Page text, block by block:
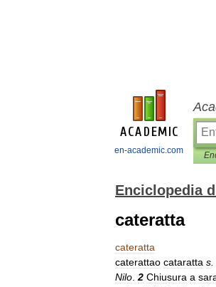
en-academic.com
Enciclopedia
cateratta
cateratta
caterattao cataratta s
Nilo 2 Chiusura a